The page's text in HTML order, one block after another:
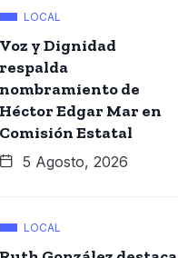
LOCAL
Voz y Dignidad
respalda
nombramiento de
Héctor Edgar Mar en
Comisión Estatal
5 Agosto, 2026
LOCAL